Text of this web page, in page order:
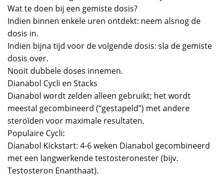
Wat te doen bij een gemiste dosis?
Indien binnen enkele uren ontdekt: neem alsnog de
dosis in.
Indien bijna tijd voor de volgende dosis: sla de gemiste
dosis over.
Nooit dubbele doses innemen.
Dianabol Cycli en Stacks
Dianabol wordt zelden alleen gebruikt; het wordt
meestal gecombineerd (“gestapeld”) met andere
steroïden voor maximale resultaten.
Populaire Cycli:
Dianabol Kickstart: 4-6 weken Dianabol gecombineerd
met een langwerkende testosteronester (bijv.
Testosteron Enanthaat).